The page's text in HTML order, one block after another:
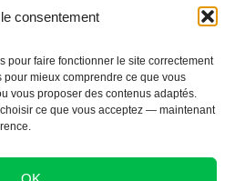
consentement
pour faire fonctionner le site correctement
mieux comprendre ce que vous
vous proposer des contenus adaptés.
ce que vous acceptez — maintenant
Protection des données
Conditions générales